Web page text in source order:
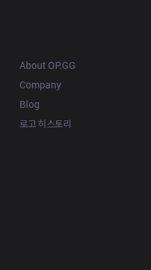
About OP.GG
Company
Blog
로고 히스토리